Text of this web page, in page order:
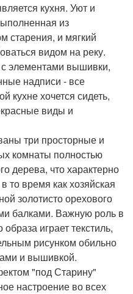
кухня. Уют и
из
старения, и мягкий
видом на реку.
элементами вышивки,
надписи - все
кухне хочется сидеть,
виды и
три просторные и
комнаты полностью
дерева, что характерно
то время как хозяйская
золотисто орехового
балками. Важную роль в
играет текстиль,
рисунком обильно
и вышивкой.
"под Старину"
настроение во всех